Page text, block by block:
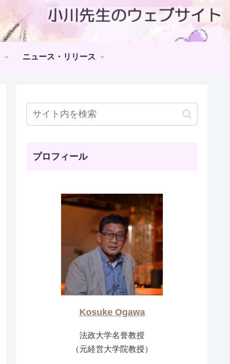
ニュース・リリース
プロフィール
Kosuke Ogawa
法政大学名誉教授
（元経営大学院教授）